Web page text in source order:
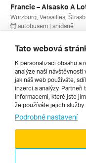
autobusem | snídaně
8 690 Kč
Cestopisy
Tato webová
K personalizaci obsahu a
analýze naší návštěvnosti
jak náš web používáte,
inzerci a analýzy. Partneři
informacemi, které jste
že používáte jejich služby.
Podrobné nastavení